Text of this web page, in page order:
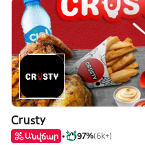
Crusty
Անվճար 97%(6k+)